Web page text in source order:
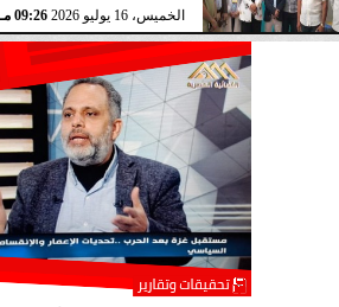
الخميس، 16 يوليو 2026 09:26 مـ